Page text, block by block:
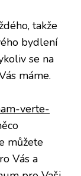
takže
bydlení
se na
máme.
verte-
můžete
Vás a